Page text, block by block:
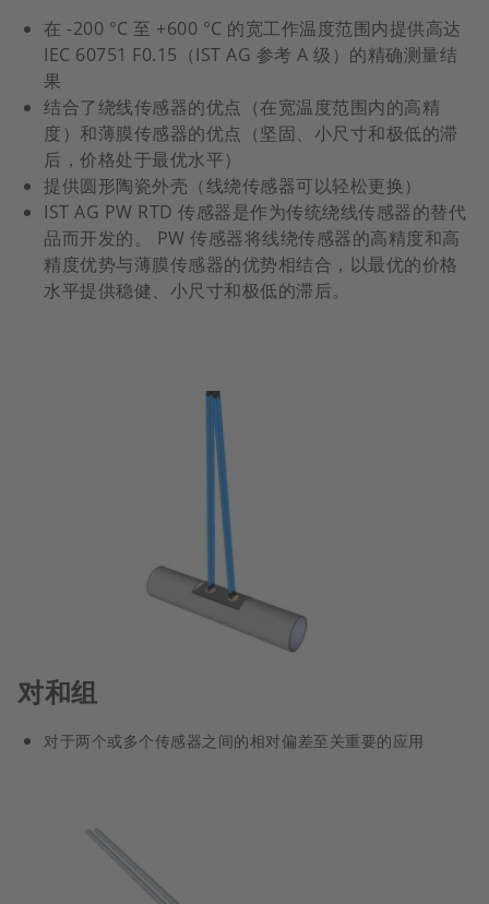
在 -200 °C 至 +600 °C 的宽工作温度范围内提供高达
IEC 60751 F0.15（IST AG 参考 A 级）的精确测量结
果
结合了绕线传感器的优点（在宽温度范围内的高精
度）和薄膜传感器的优点（坚固、小尺寸和极低的滞
后，价格处于最优水平）
提供圆形陶瓷外壳（线绕传感器可以轻松更换）
IST AG PW RTD 传感器是作为传统绕线传感器的替代
品而开发的。 PW 传感器将线绕传感器的高精度和高
精度优势与薄膜传感器的优势相结合，以最优的价格
水平提供稳健、小尺寸和极低的滞后。
对和组
对于两个或多个传感器之间的相对偏差至关重要的应用